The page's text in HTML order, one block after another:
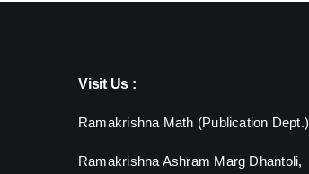
Visit Us :
Ramakrishna Math (Publication Dept.)
Ramakrishna Ashram Marg Dhantoli,